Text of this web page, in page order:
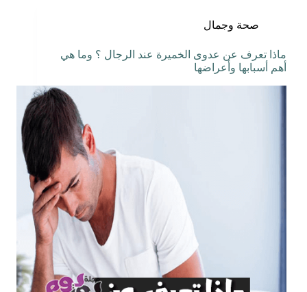
صحة وجمال
ماذا تعرف عن عدوى الخميرة عند الرجال ؟ وما هي
أهم أسبابها وأعراضها